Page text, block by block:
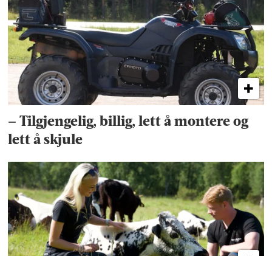
– Tilgjengelig, billig, lett å montere og
lett å skjule